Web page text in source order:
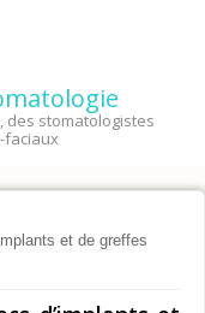
des stomatologistes
faciaux
et de greffes